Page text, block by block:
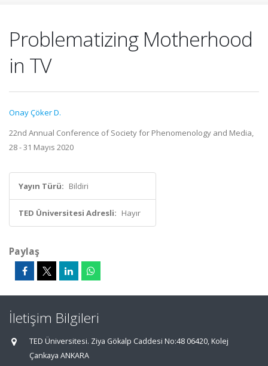
Problematizing Motherhood
in TV
Onay Çöker D.
22nd Annual Conference of Society for Phenomenology and Media,
28 - 31 Mayıs 2020
Yayın Türü: Bildiri
TED Üniversitesi Adresli: Hayır
Paylaş
İletişim Bilgileri
TED Üniversitesi. Ziya Gökalp Caddesi No:48 06420, Kolej
Çankaya ANKARA